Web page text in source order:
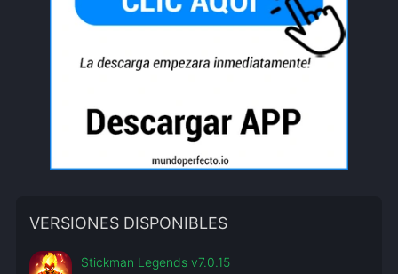
VERSIONES DISPONIBLES
Stickman Legends v7.0.15